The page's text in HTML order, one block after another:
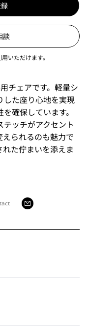
談
いただけます。
チェアです。軽量シ
した座り心地を実現
確保しています。
ッチがアクセント
られるのも魅力で
た佇まいを添えま